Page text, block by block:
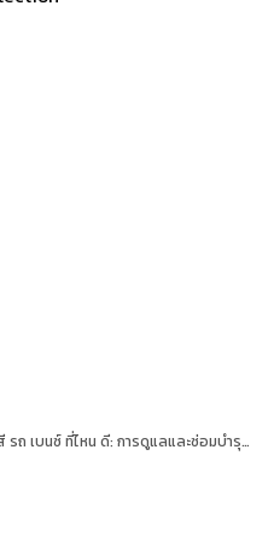
เบนซ์ ที่ไหน ดี: การดูแลและซ่อมบำรุงรถในประเทศไทย